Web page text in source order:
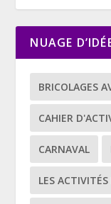
NUAGE
BRICOLAGES
CAHIER
CARNAVAL
LES